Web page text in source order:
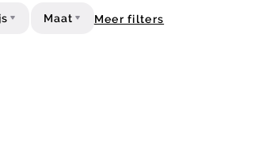
Maat Meer filters